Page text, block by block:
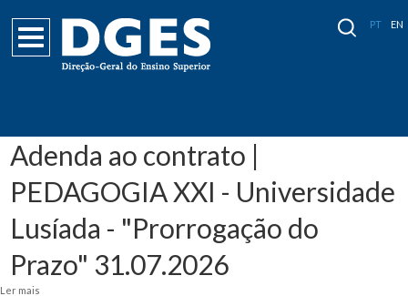
PT EN
Adenda ao contrato |
PEDAGOGIA XXI - Universidade
Lusíada - "Prorrogação do
Prazo" 31.07.2026
Ler mais